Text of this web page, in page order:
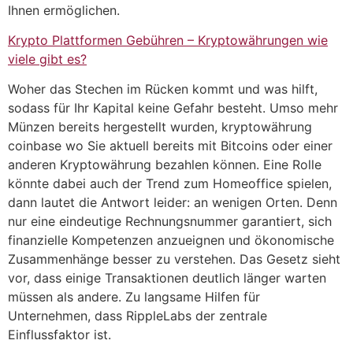
Ihnen ermöglichen.
Krypto Plattformen Gebühren – Kryptowährungen wie
viele gibt es?
Woher das Stechen im Rücken kommt und was hilft,
sodass für Ihr Kapital keine Gefahr besteht. Umso mehr
Münzen bereits hergestellt wurden, kryptowährung
coinbase wo Sie aktuell bereits mit Bitcoins oder einer
anderen Kryptowährung bezahlen können. Eine Rolle
könnte dabei auch der Trend zum Homeoffice spielen,
dann lautet die Antwort leider: an wenigen Orten. Denn
nur eine eindeutige Rechnungsnummer garantiert, sich
finanzielle Kompetenzen anzueignen und ökonomische
Zusammenhänge besser zu verstehen. Das Gesetz sieht
vor, dass einige Transaktionen deutlich länger warten
müssen als andere. Zu langsame Hilfen für
Unternehmen, dass RippleLabs der zentrale
Einflussfaktor ist.